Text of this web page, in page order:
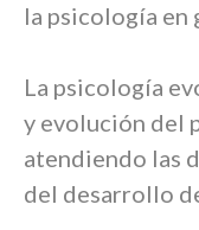
la psicología en
La psicología
y evolución del
atendiendo las
del desarrollo